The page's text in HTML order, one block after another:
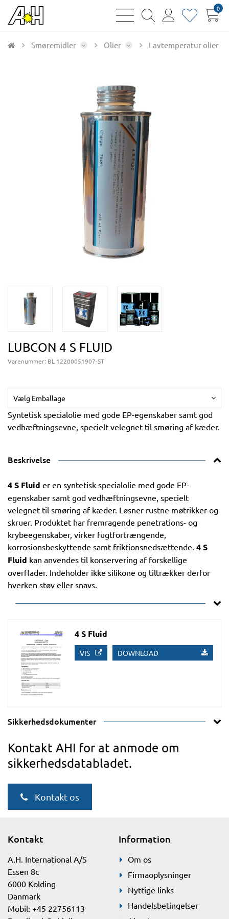
bars
magnifying
user
heart0
Smøremidler Olier Lavtemperatur olier
LUBCON 4 S FLUID
Varenummer: BL 12200051907-ST
Vælg Emballage
Syntetisk specialolie med gode EP-egenskaber samt god
vedhæftningsevne, specielt velegnet til smøring af kæder.
Beskrivelse
4 S Fluid er en syntetisk specialolie med gode EP-
egenskaber samt god vedhæftningsevne, specielt
velegnet til smøring af kæder. Løsner rustne møtrikker og
skruer. Produktet har fremragende penetrations- og
krybeegenskaber, virker fugtfortrængende,
korrosionsbeskyttende samt friktionsnedsættende. 4 S
Fluid kan anvendes til konservering af forskellige
overflader. Indeholder ikke silikone og tiltrækker derfor
hverken støv eller snavs.
4 S Fluid
VIS DOWNLOAD
Sikkerhedsdokumenter
Kontakt AHI for at anmode om
sikkerhedsdatabladet.
Kontakt os
Kontakt
A.H. International A/S
Essen 8c
6000 Kolding
Danmark
Mobil: +45 22756113
Information
Om os
Firmaoplysninger
Nyttige links
Handelsbetingelser